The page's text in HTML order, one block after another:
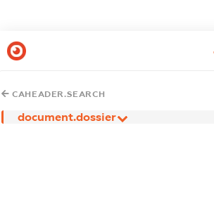
CAHEADER.SEARCH
document.dossier